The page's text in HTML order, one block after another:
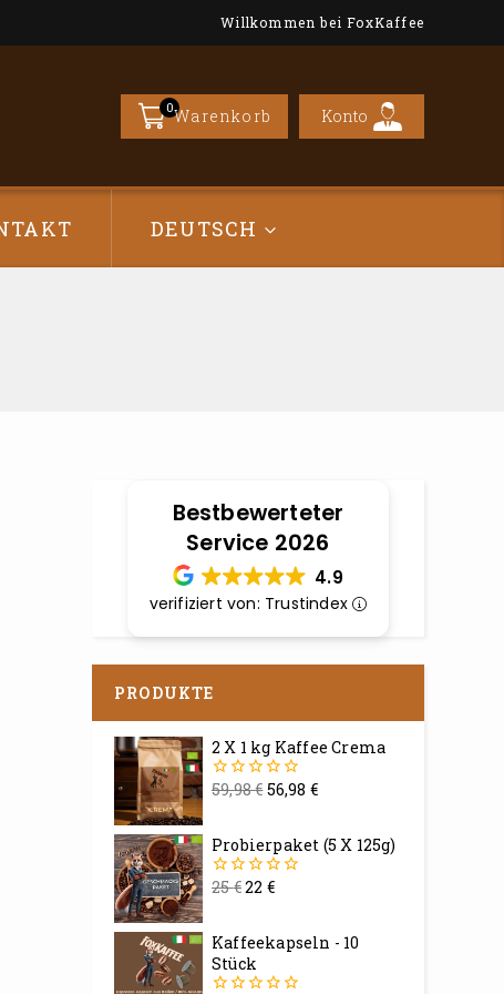
Willkommen bei FoxKaffee
0Warenkorb Konto
DEUTSCH
Bestbewerteter
Service 2026
4.9
verifiziert von: Trustindex
PRODUKTE
2 X 1 kg Kaffee Crema
0
59,98€56,98 €
Probierpaket (5 X 125g)
0
25€22 €
Kaffeekapseln - 10
Stück